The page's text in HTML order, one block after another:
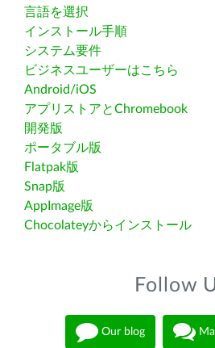
言語を選択
インストール手順
システム要件
ビジネスユーザーはこちら
Android/iOS
アプリストアとChromebook
開発版
ポータブル版
Flatpak版
Snap版
AppImage版
Chocolateyからインストール
Follow
Our blog